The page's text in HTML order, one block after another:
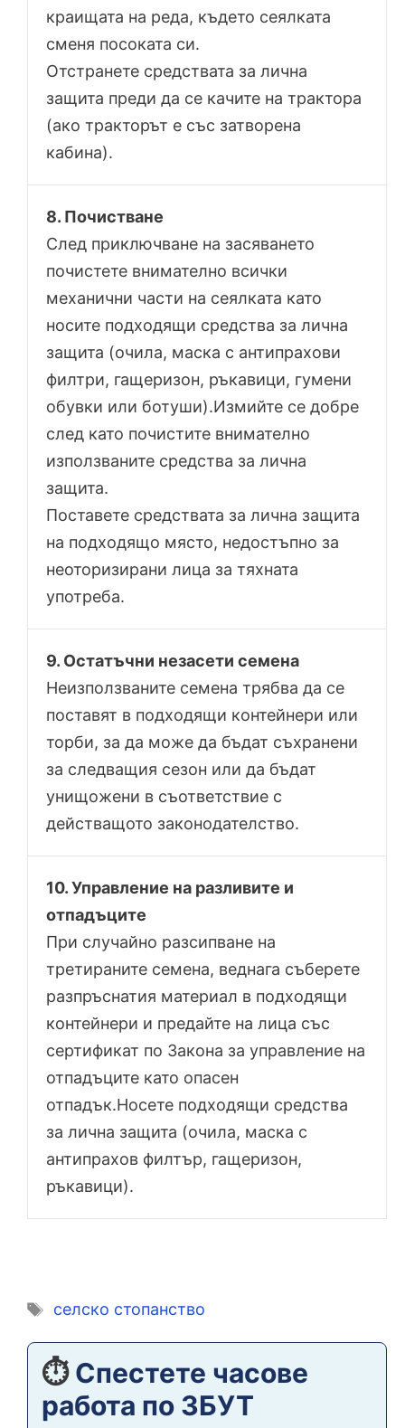
краищата на реда, където сеялката
сменя посоката си.
Отстранете средствата за лична
защита преди да се качите на трактора
(ако тракторът е със затворена
кабина).
8. Почистване
След приключване на засяването
почистете внимателно всички
механични части на сеялката като
носите подходящи средства за лична
защита (очила, маска с антипрахови
филтри, гащеризон, ръкавици, гумени
обувки или ботуши).Измийте се добре
след като почистите внимателно
използваните средства за лична
защита.
Поставете средствата за лична защита
на подходящо място, недостъпно за
неоторизирани лица за тяхната
употреба.
9. Остатъчни незасети семена
Неизползваните семена трябва да се
поставят в подходящи контейнери или
торби, за да може да бъдат съхранени
за следващия сезон или да бъдат
унищожени в съответствие с
действащото законодателство.
10. Управление на разливите и
отпадъците
При случайно разсипване на
третираните семена, веднага съберете
разпръснатия материал в подходящи
контейнери и предайте на лица със
сертификат по Закона за управление на
отпадъците като опасен
отпадък.Носете подходящи средства
за лична защита (очила, маска с
антипрахов филтър, гащеризон,
ръкавици).
Етикети
селско стопанство
⏱️Спестете часове
работа по ЗБУТ